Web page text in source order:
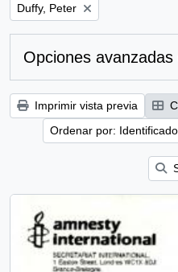
Remove filter:
Duffy, Peter
Opciones
Imprimir vista previa
Ordenar por: